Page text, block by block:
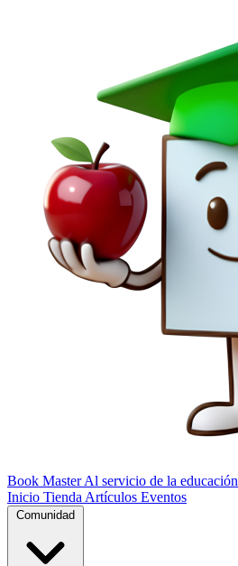
Book Master Al servicio de la educación
Inicio Tienda Artículos Eventos
Comunidad